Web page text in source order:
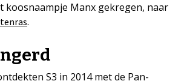
koosnaampje Manx gekregen, naar
.
S3 in 2014 met de Pan-